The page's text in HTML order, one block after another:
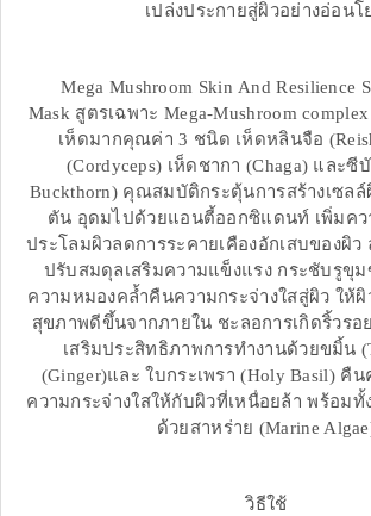
เปล่งประกายสู่ผิวอย่างอ่อนโ
Mega Mushroom Skin And Resilience
Mask สูตรเฉพาะ Mega-Mushroom
เห็ดมากคุณค่า 3 ชนิด เห็ดหลินจือ
(Cordyceps) เห็ดชากา (Chaga) และซี
Buckthorn) คุณสมบัติกระตุ้นการสร้างเซล
ตัน อุดมไปด้วยแอนตี้ออกซิแดนท์ เพิ่มค
ประโลมผิวลดการระคายเคืองอักเสบของผิ
ปรับสมดุลเสริมความแข็งแรง กระชับรูขุม
ความหมองคล้ำคืนความกระจ่างใสสู่ผิว ให้
สุขภาพดีขึ้นจากภายใน ชะลอการเกิดริ้วรอ
เสริมประสิทธิภาพการทำงานด้วยขมิ้น
(Ginger)และ ใบกระเพรา (Holy Basil) คื
ความกระจ่างใสให้กับผิวที่เหนื่อยล้า พร้อม
ด้วยสาหร่าย (Marine
วิธีใช้